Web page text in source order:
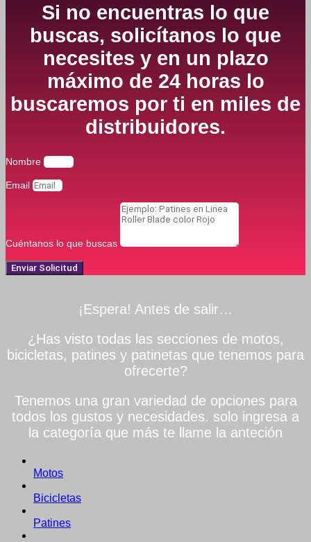
Si no encuentras lo que
buscas, solicítanos lo que
necesites y en un plazo
máximo de 24 horas lo
buscaremos por ti en miles de
distribuidores.
Nombre
Email
Cuéntanos lo que buscas
Enviar Solicitud
¡Espera! Antes de salir…
¿Has visto todas las secciones de motos,
bicicletas, patines y patinetas que tenemos para
ofrecerte?
Tenemos una gran variedad de opciones para
todos los gustos y necesidades. solo ingresa a
la categoría que más te llame la anteción
Motos
Bicicletas
Patines